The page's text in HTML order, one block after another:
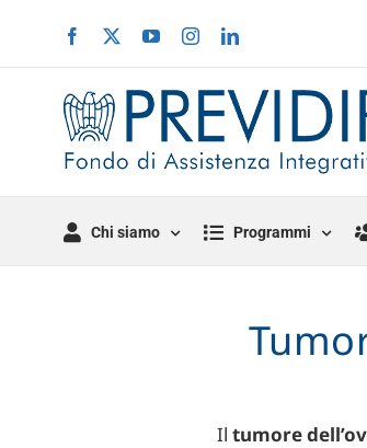
contenuto
Facebook
X YouTubeInstagramLinkedIn
Chi siamo Programmi
Iltumore